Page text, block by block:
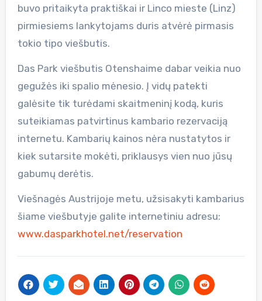
buvo pritaikyta praktiškai ir Linco mieste (Linz)
pirmiesiems lankytojams duris atvėrė pirmasis
tokio tipo viešbutis.
Das Park viešbutis Otenshaime dabar veikia nuo
gegužės iki spalio mėnesio. Į vidų patekti
galėsite tik turėdami skaitmeninį kodą, kuris
suteikiamas patvirtinus kambario rezervaciją
internetu. Kambarių kainos nėra nustatytos ir
kiek sutarsite mokėti, priklausys vien nuo jūsų
gabumų derėtis.
Viešnagės Austrijoje metu, užsisakyti kambarius
šiame viešbutyje galite internetiniu adresu:
www.dasparkhotel.net/reservation